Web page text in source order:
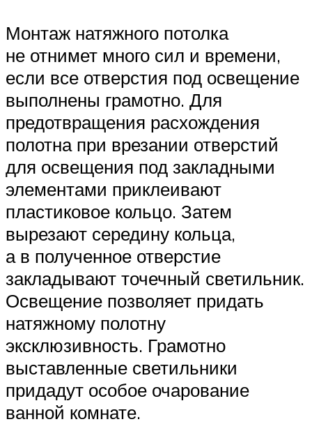
Монтаж натяжного потолка
не отнимет много сил и времени,
если все отверстия под освещение
выполнены грамотно. Для
предотвращения расхождения
полотна при врезании отверстий
для освещения под закладными
элементами приклеивают
пластиковое кольцо. Затем
вырезают середину кольца,
а в полученное отверстие
закладывают точечный светильник.
Освещение позволяет придать
натяжному полотну
эксклюзивность. Грамотно
выставленные светильники
придадут особое очарование
ванной комнате.